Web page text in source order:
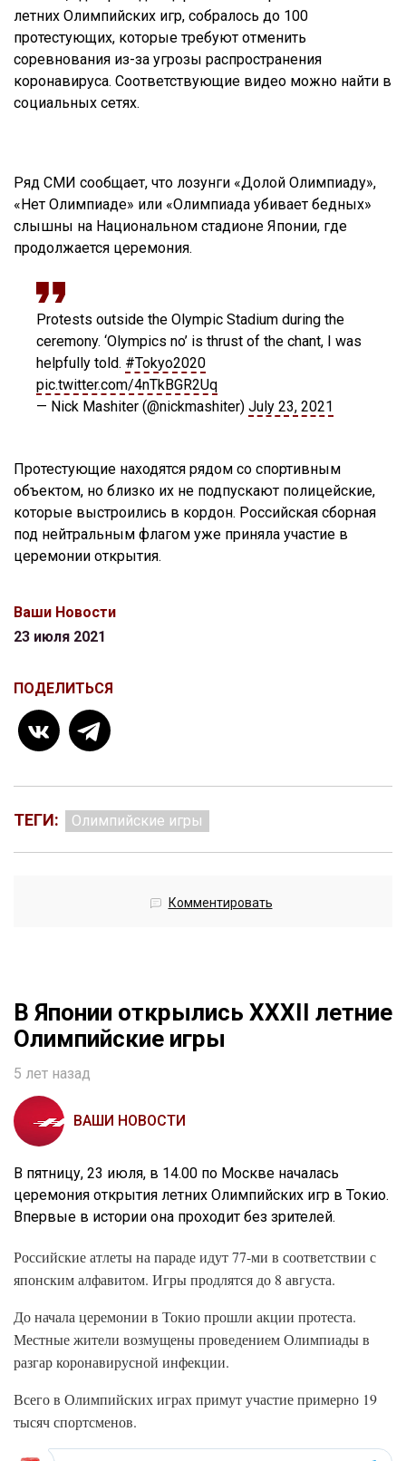
летних Олимпийских игр, собралось до 100
протестующих, которые требуют отменить
соревнования из-за угрозы распространения
коронавируса. Соответствующие видео можно найти в
социальных сетях.
Ряд СМИ сообщает, что лозунги «Долой Олимпиаду»,
«Нет Олимпиаде» или «Олимпиада убивает бедных»
слышны на Национальном стадионе Японии, где
продолжается церемония.
Protests outside the Olympic Stadium during the
ceremony. ‘Olympics no’ is thrust of the chant, I was
helpfully told. #Tokyo2020
pic.twitter.com/4nTkBGR2Uq
— Nick Mashiter (@nickmashiter) July 23, 2021
Протестующие находятся рядом со спортивным
объектом, но близко их не подпускают полицейские,
которые выстроились в кордон. Российская сборная
под нейтральным флагом уже приняла участие в
церемонии открытия.
Ваши Новости
23 июля 2021
ПОДЕЛИТЬСЯ
ТЕГИ: Олимпийские игры
Комментировать
В Японии открылись XXXII летние
Олимпийские игры
5 лет назад
ВАШИ НОВОСТИ
В пятницу, 23 июля, в 14.00 по Москве началась
церемония открытия летних Олимпийских игр в Токио.
Впервые в истории она проходит без зрителей.
Российские атлеты на параде идут 77-ми в соответствии с
японским алфавитом. Игры продлятся до 8 августа.
До начала церемонии в Токио прошли акции протеста.
Местные жители возмущены проведением Олимпиады в
разгар коронавирусной инфекции.
Всего в Олимпийских играх примут участие примерно 19
тысяч спортсменов.